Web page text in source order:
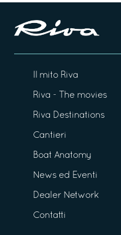
Il mito Riva
Riva - The movies
Riva Destinations
Cantieri
Boat Anatomy
News ed Eventi
Dealer Network
Contatti